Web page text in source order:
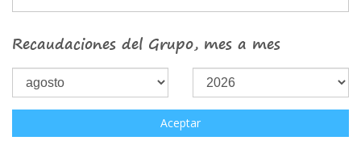
Recaudaciones del Grupo, mes a mes
Aceptar